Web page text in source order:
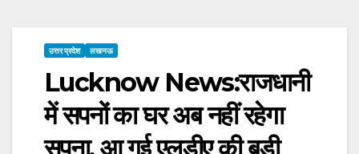
उत्तर प्रदेश लखनऊ
Lucknow News:राजधानी
में सपनों का घर अब नहीं रहेगा